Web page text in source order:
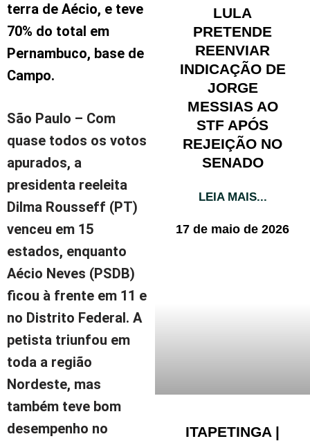
terra de Aécio, e teve
70% do total em
Pernambuco, base de
Campo.
São Paulo – Com
quase todos os votos
apurados, a
presidenta reeleita
Dilma Rousseff (PT)
venceu em 15
estados, enquanto
Aécio Neves (PSDB)
ficou à frente em 11 e
no Distrito Federal. A
petista triunfou em
toda a região
Nordeste, mas
também teve bom
desempenho no
LULA
PRETENDE
REENVIAR
INDICAÇÃO DE
JORGE
MESSIAS AO
STF APÓS
REJEIÇÃO NO
SENADO
LEIA MAIS...
17 de maio de 2026
ITAPETINGA |